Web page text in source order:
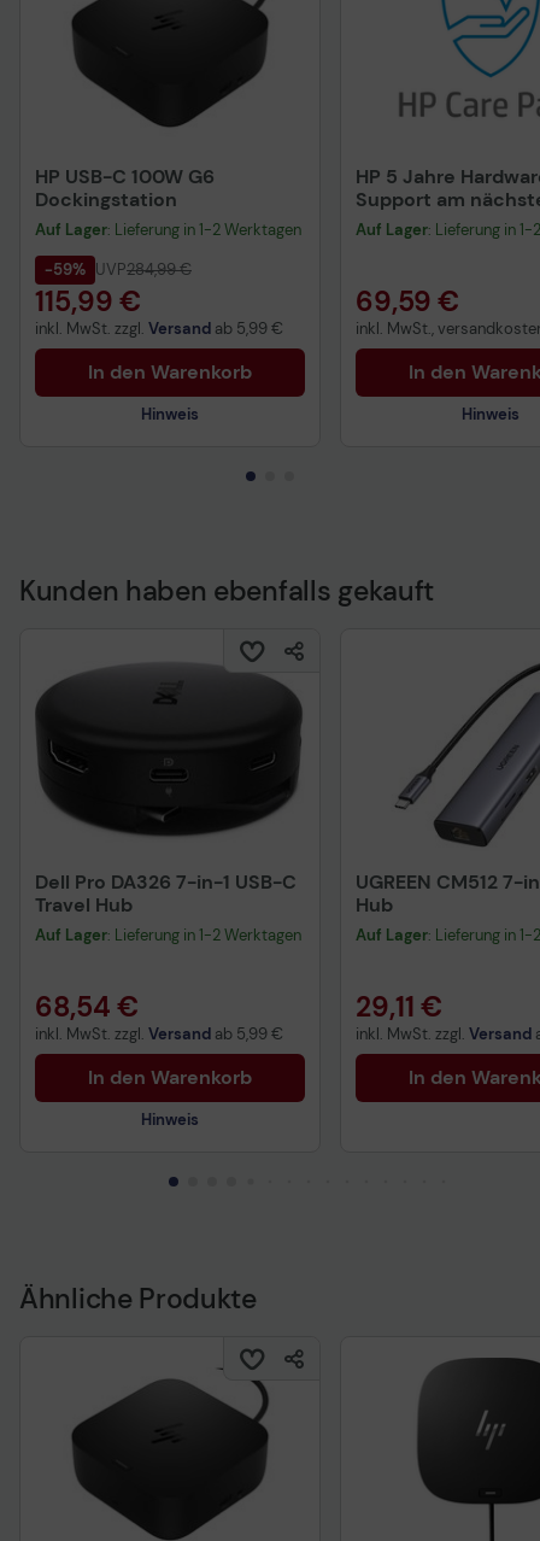
HP USB-C 100W G6
Dockingstation
Auf Lager: Lieferung in 1-2 Werktagen
-59% UVP284,99 €
115,99 €
inkl. MwSt. zzgl. Versand ab 5,99 €
In den Warenkorb
Hinweis
Datenverordnung
HP 5 Jahre
Support am
Arbeitstag mit
Austauschservice
Auf Lager: Lieferung in
69,59 €
inkl. MwSt.,
In den
Hinweis
Datenverordnung
Kunden haben ebenfalls gekauft
Dell Pro DA326 7-in-1 USB-C
Travel Hub
Auf Lager: Lieferung in 1-2 Werktagen
68,54 €
inkl. MwSt. zzgl. Versand ab 5,99 €
In den Warenkorb
Hinweis
Datenverordnung
UGREEN CM512 7-
Hub
Auf Lager: Lieferung in
29,11 €
inkl. MwSt. zzgl. Versand
In den
Ähnliche Produkte